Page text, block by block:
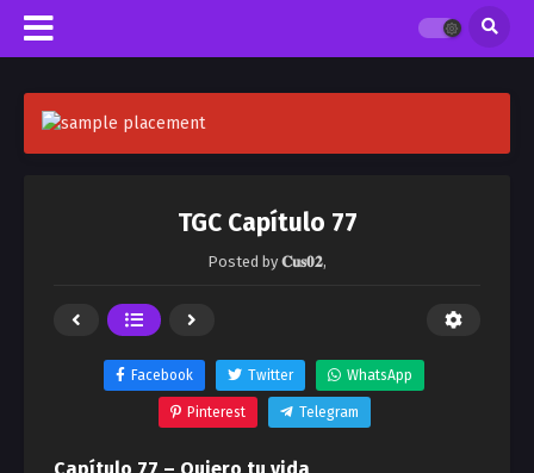
TGC Capítulo 77
Posted by 𝐂𝐮𝐬𝟎𝟐,
Facebook Twitter WhatsApp
Pinterest Telegram